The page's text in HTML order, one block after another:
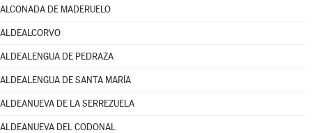
ALCONADA DE MADERUELO
ALDEALCORVO
ALDEALENGUA DE PEDRAZA
ALDEALENGUA DE SANTA MARÍA
ALDEANUEVA DE LA SERREZUELA
ALDEANUEVA DEL CODONAL